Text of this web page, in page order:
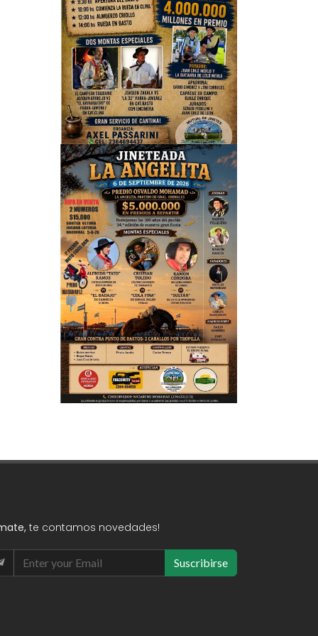
te contamos novedades!
Suscribirse